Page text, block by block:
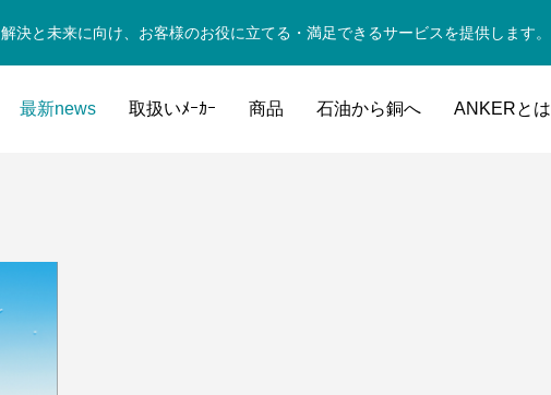
決と未来に向け、お客様のお役に立てる・満足できるサービスを提供します。
最新news 取扱いﾒｰｶｰ 商品 石油から銅へ ANKERとは